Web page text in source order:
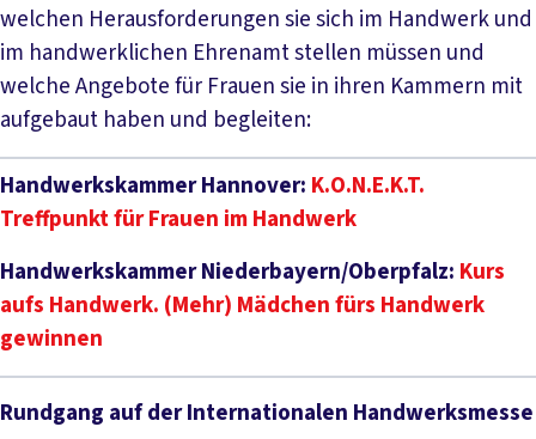
welchen Herausforderungen sie sich im Handwerk und
im handwerklichen Ehrenamt stellen müssen und
welche Angebote für Frauen sie in ihren Kammern mit
aufgebaut haben und begleiten:
Handwerkskammer Hannover: K.O.N.E.K.T.
Treffpunkt für Frauen im Handwerk
Handwerkskammer Niederbayern/Oberpfalz: Kurs
aufs Handwerk. (Mehr) Mädchen fürs Handwerk
gewinnen
Rundgang auf der Internationalen Handwerksmesse